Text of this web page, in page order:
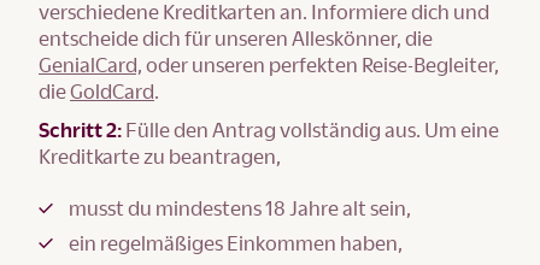
verschiedene Kreditkarten an. Informiere dich und
entscheide dich für unseren Alleskönner, die
GenialCard, oder unseren perfekten Reise-Begleiter,
dieGoldCard.
Schritt 2: Fülle den Antrag vollständig aus. Um eine
Kreditkarte zu beantragen,
musst du mindestens 18 Jahre alt sein,
ein regelmäßiges Einkommen haben,